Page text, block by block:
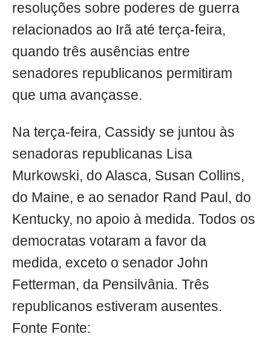
resoluções sobre poderes de guerra
relacionados ao Irã até terça-feira,
quando três ausências entre
senadores republicanos permitiram
que uma avançasse.
Na terça-feira, Cassidy se juntou às
senadoras republicanas Lisa
Murkowski, do Alasca, Susan Collins,
do Maine, e ao senador Rand Paul, do
Kentucky, no apoio à medida. Todos os
democratas votaram a favor da
medida, exceto o senador John
Fetterman, da Pensilvânia. Três
republicanos estiveram ausentes.
Fonte Fonte: